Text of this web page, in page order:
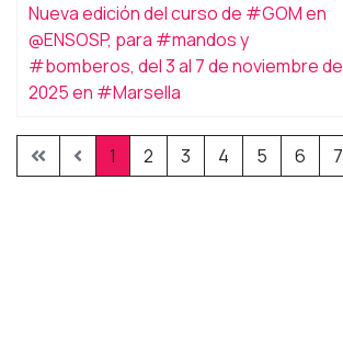
Nueva edición del curso de #GOM en
@ENSOSP, para #mandos y
#bomberos, del 3 al 7 de noviembre de
2025 en #Marsella
1 2 3 4 5 6 7